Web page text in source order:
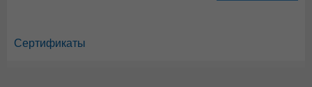
Сертификаты